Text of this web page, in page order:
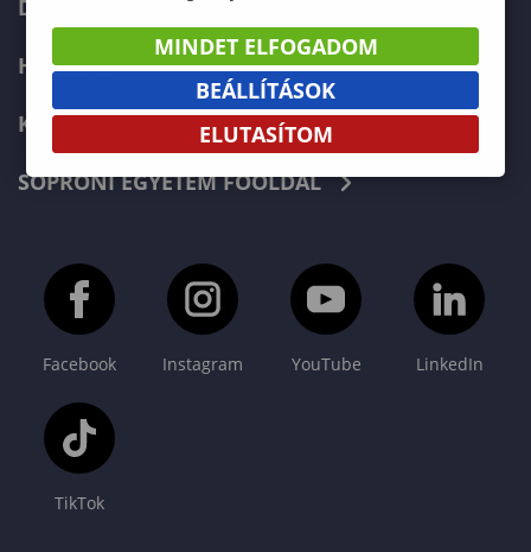
DOKUMENTUMOK
HÍREK
KAPCSOLAT
SOPRONI EGYETEM FŐOLDAL
Facebook Instagram YouTube LinkedIn
TikTok
MINDET ELFOGADOM
BEÁLLÍTÁSOK
ELUTASÍTOM